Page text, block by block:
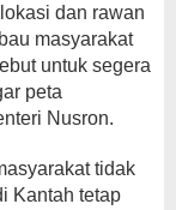
dan rawan
masyarakat
untuk segera
peta
Nusron.
tidak
Kantah tetap